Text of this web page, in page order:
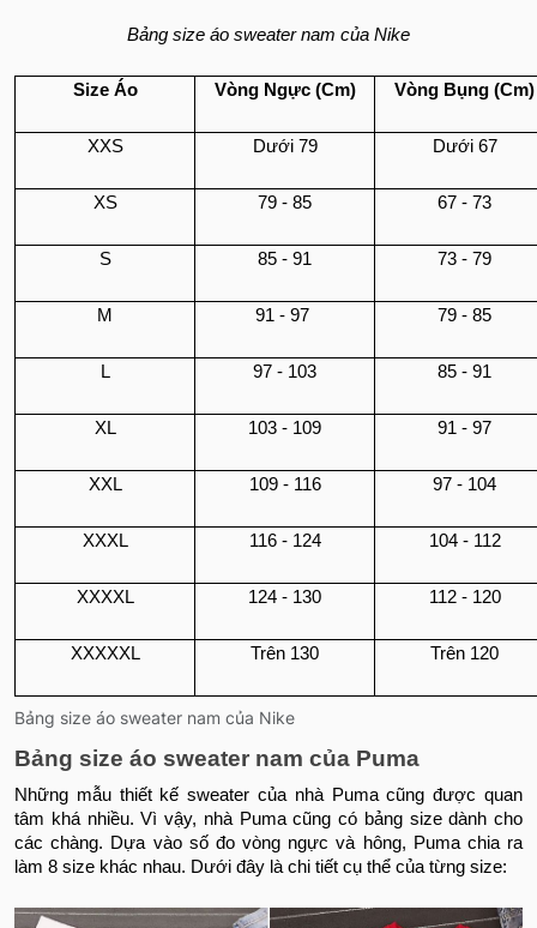
Bảng size áo sweater nam của Nike
Bảng size áo sweater nam của Nike
Size Áo Vòng Ngực (Cm) Vòng Bụng (Cm)
XXS Dưới 79 Dưới 67
XS 79 - 85 67 - 73
S 85 - 91 73 - 79
M 91 - 97 79 - 85
L 97 - 103 85 - 91
XL 103 - 109 91 - 97
XXL 109 - 116 97 - 104
XXXL 116 - 124 104 - 112
XXXXL 124 - 130 112 - 120
XXXXXL Trên 130 Trên 120
Bảng size áo sweater nam của Puma
Những mẫu thiết kế sweater của nhà Puma cũng được quan
tâm khá nhiều. Vì vậy, nhà Puma cũng có bảng size dành cho
các chàng. Dựa vào số đo vòng ngực và hông, Puma chia ra
làm 8 size khác nhau. Dưới đây là chi tiết cụ thể của từng size: